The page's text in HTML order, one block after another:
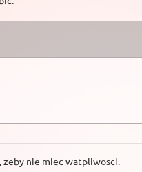
zeby nie miec watpliwosci.